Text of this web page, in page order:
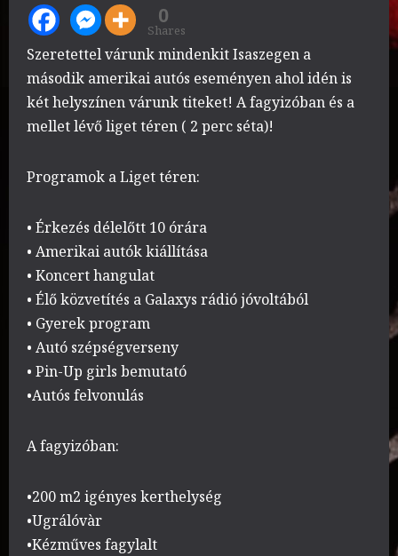
0
Shares
Szeretettel várunk mindenkit Isaszegen a
második amerikai autós eseményen ahol idén is
két helyszínen várunk titeket! A fagyizóban és a
mellet lévő liget téren ( 2 perc séta)!
Programok a Liget téren:
• Érkezés délelőtt 10 órára
• Amerikai autók kiállítása
• Koncert hangulat
• Élő közvetítés a Galaxys rádió jóvoltából
• Gyerek program
• Autó szépségverseny
• Pin-Up girls bemutató
•Autós felvonulás
A fagyizóban:
•200 m2 igényes kerthelység
•Ugrálóvàr
•Kézműves fagylalt